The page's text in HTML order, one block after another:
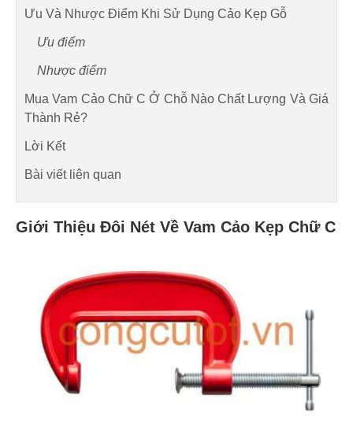
Ưu Và Nhược Điểm Khi Sử Dụng Cảo Kẹp Gỗ
Ưu điểm
Nhược điểm
Mua Vam Cảo Chữ C Ở Chỗ Nào Chất Lượng Và Giá
Thành Rẻ?
Lời Kết
Bài viết liên quan
Giới Thiệu Đôi Nét Về Vam Cảo Kẹp Chữ C